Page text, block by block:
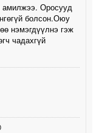
амилжээ. Оросууд
болсон.Оюу
нэмэгдүүлнэ гэж
чадахгүй